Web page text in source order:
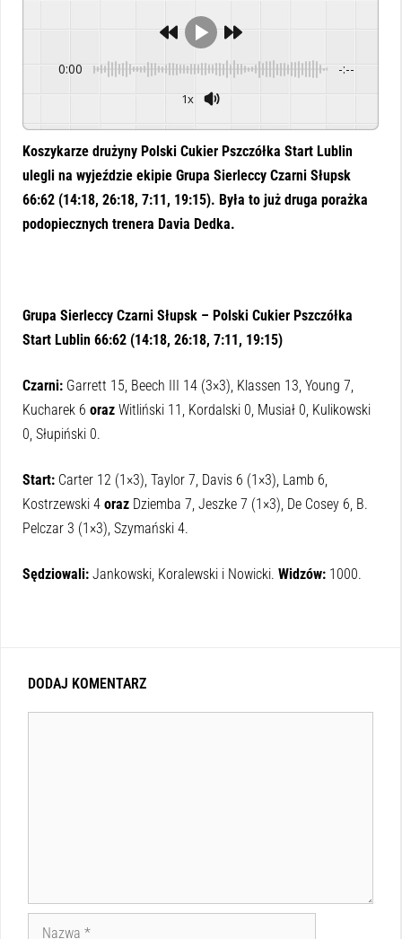
0:00 -:--
1x
Koszykarze drużyny Polski Cukier Pszczółka Start Lublin
ulegli na wyjeździe ekipie Grupa Sierleccy Czarni Słupsk
66:62 (14:18, 26:18, 7:11, 19:15). Była to już druga porażka
podopiecznych trenera Davia Dedka.
Grupa Sierleccy Czarni Słupsk – Polski Cukier Pszczółka
Start Lublin 66:62 (14:18, 26:18, 7:11, 19:15)
Czarni: Garrett 15, Beech III 14 (3×3), Klassen 13, Young 7,
Kucharek 6 oraz Witliński 11, Kordalski 0, Musiał 0, Kulikowski
0, Słupiński 0.
Start: Carter 12 (1×3), Taylor 7, Davis 6 (1×3), Lamb 6,
Kostrzewski 4 oraz Dziemba 7, Jeszke 7 (1×3), De Cosey 6, B.
Pelczar 3 (1×3), Szymański 4.
Sędziowali: Jankowski, Koralewski i Nowicki. Widzów: 1000.
DODAJ KOMENTARZ